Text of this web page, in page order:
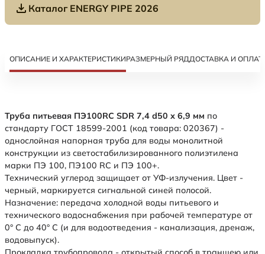
Каталог ENERGY PIPE 2026
ОПИСАНИЕ И ХАРАКТЕРИСТИКИРАЗМЕРНЫЙ РЯДДОСТАВКА И
Труба питьевая ПЭ100RC SDR 7,4 d50 х 6,9 мм по
стандарту ГОСТ 18599-2001 (код товара: 020367) -
однослойная напорная труба для воды монолитной
конструкции из светостабилизированного полиэтилена
марки ПЭ 100, ПЭ100 RC и ПЭ 100+.
Технический углерод защищает от УФ-излучения. Цвет -
черный, маркируется сигнальной синей полосой.
Назначение: передача холодной воды питьевого и
технического водоснабжения при рабочей температуре от
0° С до 40° С (и для водоотведения - канализация, дренаж,
водовыпуск).